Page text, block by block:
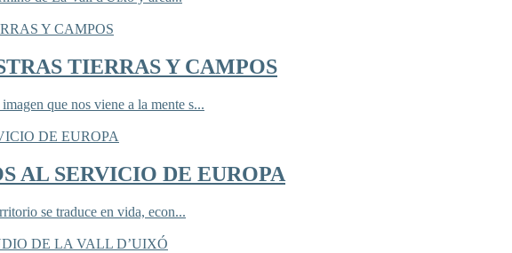
TIERRAS Y CAMPOS
que nos viene a la mente s...
AL SERVICIO DE EUROPA
se traduce en vida, econ...